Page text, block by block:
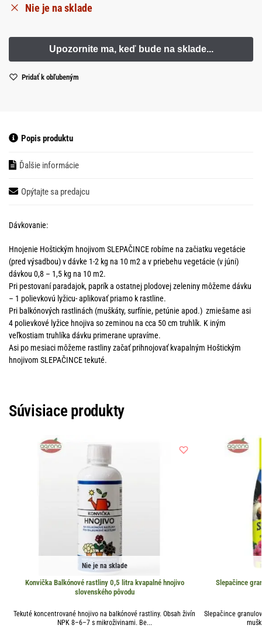
Nie je na sklade
Pridať k obľubeným
Popis produktu
Ďalšie informácie
Opýtajte sa predajcu
Dávkovanie:
Hnojenie Hoštickým hnojivom SLEPAČINCE robíme na začiatku vegetácie
(pred výsadbou) v dávke 1-2 kg na 10 m2 a v priebehu vegetácie (v júni)
dávkou 0,8 – 1,5 kg na 10 m2.
Pri pestovaní paradajok, paprík a ostatnej plodovej zeleniny môžeme dávku
– 1 polievkovú lyžicu- aplikovať priamo k rastline.
Pri balkónových rastlinách (muškáty, surfínie, petúnie apod.) zmiešame asi
4 polievkové lyžice hnojiva so zeminou na cca 50 cm truhlík. K iným
veľkostiam truhlíka dávku primerane upravíme.
Asi po mesiaci môžeme rastliny začať prihnojovať kvapalným Hoštickým
hnojivom SLEPAČINCE tekuté.
Súvisiace produkty
Nie je na sklade
Konvička Balkónové rastliny 0,5 litra kvapalné hnojivo
slovenského pôvodu
Tekuté koncentrované hnojivo na balkónové rastliny. Obsah živín
NPK 8–6–7 s mikroživinami. Be...
Slepačince
Slepačince